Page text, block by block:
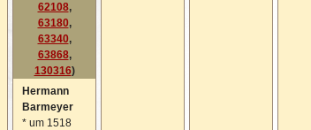
62108,
63180,
63340,
63868,
130316)
Hermann
Barmeyer
* um 1518